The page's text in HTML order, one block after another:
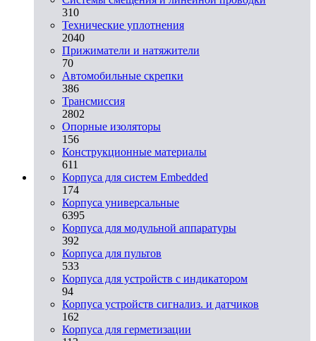
310
Технические уплотнения
2040
Прижиматели и натяжители
70
Автомобильные скрепки
386
Трансмиссия
2802
Опорные изоляторы
156
Конструкционные материалы
611
Корпуса для систем Embedded
174
Корпуса универсальные
6395
Корпуса для модульной аппаратуры
392
Корпуса для пультов
533
Корпуса для устройств с индикатором
94
Корпуса устройств сигнализ. и датчиков
162
Корпуса для герметизации